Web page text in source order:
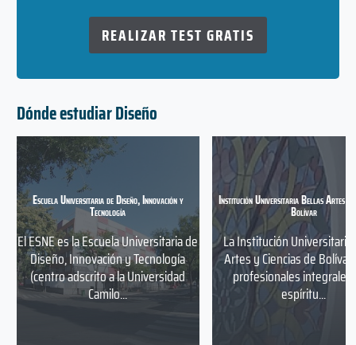
REALIZAR TEST GRATIS
Dónde estudiar Diseño
Escuela Universitaria de Diseño, Innovación y
Tecnología
El ESNE es la Escuela Universitaria de
Diseño, Innovación y Tecnología
(centro adscrito a la Universidad
Camilo...
Institución Universitaria Bellas Artes y
Bolívar
La Institución Universitaria
Artes y Ciencias de
profesionales
espíritu...